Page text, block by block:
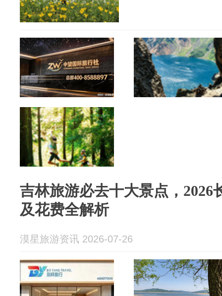
吉林旅游必去十大景点，2026
及花费全解析
漠星旅游资讯 2026-07-26